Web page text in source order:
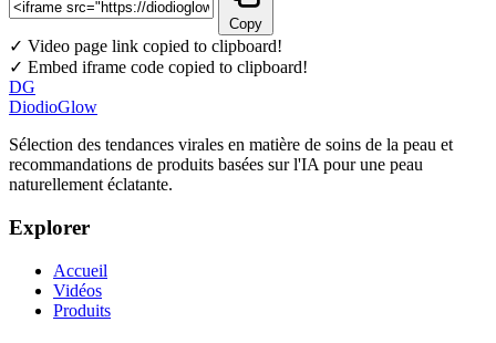
Copy
✓ Video page link copied to clipboard!
✓ Embed iframe code copied to clipboard!
DG
DiodioGlow
Sélection des tendances virales en matière de soins de la peau et
recommandations de produits basées sur l'IA pour une peau
naturellement éclatante.
Explorer
Accueil
Vidéos
Produits